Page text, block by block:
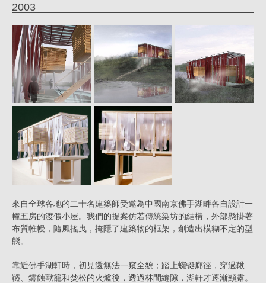
2003
來自全球各地的二十名建築師受邀為中國南京佛手湖畔各自設計一
幢五房的渡假小屋。我們的提案仿若傳統染坊的結構，外部懸掛著
布質帷幔，隨風搖曳，掩隱了建築物的框架，創造出模糊不定的型
態。
靠近佛手湖軒時，初見還無法一窺全貌；踏上蜿蜒廊徑，穿過鞦
韆、鏽蝕獸籠和焚松的火爐後，透過林間縫隙，湖軒才逐漸顯露。